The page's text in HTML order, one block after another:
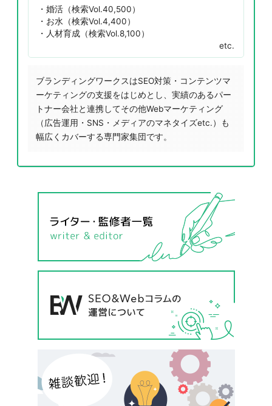
婚活（検索Vol.40,500）
お水（検索Vol.4,400）
人材育成（検索Vol.8,100）
etc.
ブランディングワークスはSEO対策・コンテンツマ
ーケティングの支援をはじめとし、実績のあるパー
トナー会社と連携してその他Webマーケティング
（広告運用・SNS・メディアのマネタイズetc.）も
幅広くカバーする専門家集団です。